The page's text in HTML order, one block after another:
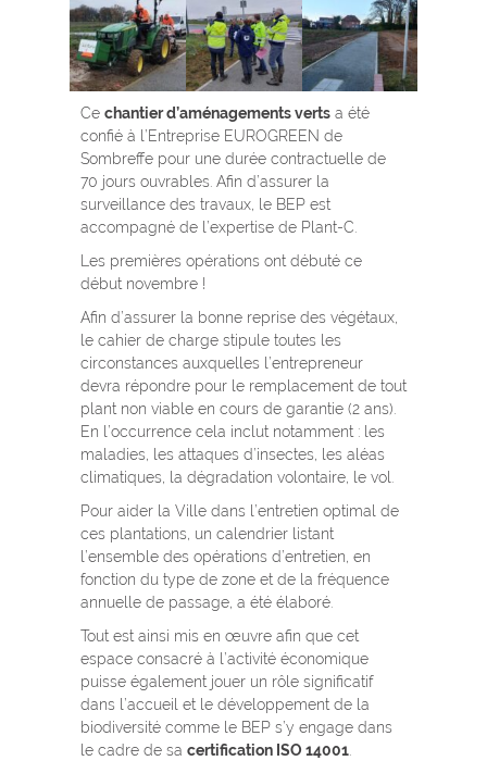
Ce chantier d’aménagements verts a été
confié à l’Entreprise EUROGREEN de
Sombreffe pour une durée contractuelle de
70 jours ouvrables. Afin d’assurer la
surveillance des travaux, le BEP est
accompagné de l’expertise de Plant-C.
Les premières opérations ont débuté ce
début novembre !
Afin d’assurer la bonne reprise des végétaux,
le cahier de charge stipule toutes les
circonstances auxquelles l’entrepreneur
devra répondre pour le remplacement de tout
plant non viable en cours de garantie (2 ans).
En l’occurrence cela inclut notamment : les
maladies, les attaques d’insectes, les aléas
climatiques, la dégradation volontaire, le vol.
Pour aider la Ville dans l’entretien optimal de
ces plantations, un calendrier listant
l’ensemble des opérations d’entretien, en
fonction du type de zone et de la fréquence
annuelle de passage, a été élaboré.
Tout est ainsi mis en œuvre afin que cet
espace consacré à l’activité économique
puisse également jouer un rôle significatif
dans l’accueil et le développement de la
biodiversité comme le BEP s’y engage dans
le cadre de sa certification ISO 14001